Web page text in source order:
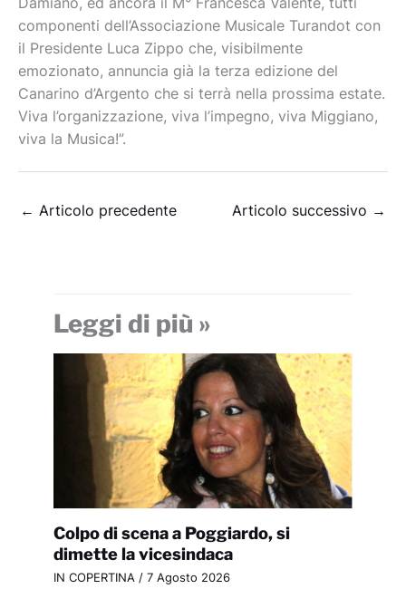
componenti dell’Associazione Musicale Turandot con
il Presidente Luca Zippo che, visibilmente
emozionato, annuncia già la terza edizione del
Canarino d’Argento che si terrà nella prossima estate.
Viva l’organizzazione, viva l’impegno, viva Miggiano,
viva la Musica!”.
← Articolo precedente Articolo successivo →
Leggi di più »
Colpo di scena a Poggiardo, si
dimette la vicesindaca
IN COPERTINA/ 7 Agosto 2026